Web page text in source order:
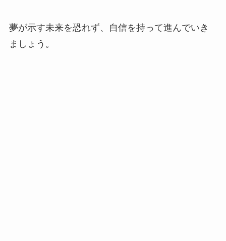
夢が示す未来を恐れず、自信を持って進んでいき
ましょう。